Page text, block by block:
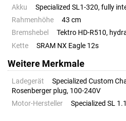
Akku
Specialized SL1-320, fully
Rahmenhöhe
43 cm
Bremshebel
Tektro HD-R510,
Kette
SRAM NX Eagle 12s
Weitere Merkmale
Ladegerät
Specialized Custom
Rosenberger plug, 100-240V
Motor-Hersteller
Specialized SL